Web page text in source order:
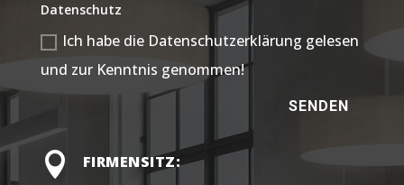
Datenschutz
Ich habe die Datenschutzerklärung gelesen
und zur Kenntnis genommen!
SENDEN
 FIRMENSITZ: